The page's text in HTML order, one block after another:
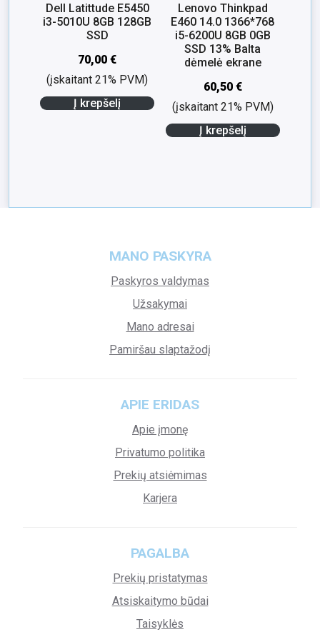
Dell Latittude E5450
i3-5010U 8GB 128GB
SSD
70,00€
(įskaitant 21% PVM)
Į krepšelį
Lenovo Thinkpad
E460 14.0 1366*768
i5-6200U 8GB 0GB
SSD 13% Balta
dėmelė ekrane
60,50 €
(įskaitant 21% PVM)
Į krepšelį
MANO PASKYRA
Paskyros valdymas
Užsakymai
Mano adresai
Pamiršau slaptažodį
APIE ERIDAS
Apie įmonę
Privatumo politika
Prekių atsiėmimas
Karjera
PAGALBA
Prekių pristatymas
Atsiskaitymo būdai
Taisyklės